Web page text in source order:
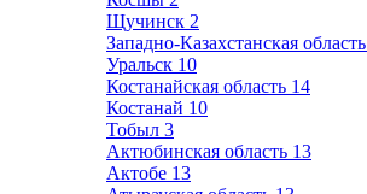
Щучинск 2
Западно-Казахстанская область
Уральск 10
Костанайская область 14
Костанай 10
Тобыл 3
Актюбинская область 13
Актобе 13